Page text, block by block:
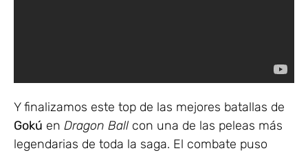
Y finalizamos este top de las mejores batallas de
Gokú en Dragon Ball con una de las peleas más
legendarias de toda la saga. El combate puso